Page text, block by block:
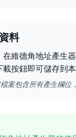
料
維德角地址產生
按鈕即可儲存到本
案包含所有產生欄位